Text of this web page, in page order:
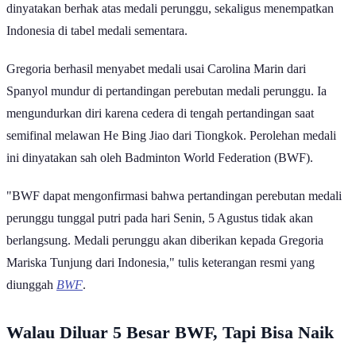
dinyatakan berhak atas medali perunggu, sekaligus menempatkan
Indonesia di tabel medali sementara.
Gregoria berhasil menyabet medali usai Carolina Marin dari
Spanyol mundur di pertandingan perebutan medali perunggu. Ia
mengundurkan diri karena cedera di tengah pertandingan saat
semifinal melawan He Bing Jiao dari Tiongkok. Perolehan medali
ini dinyatakan sah oleh Badminton World Federation (BWF).
"BWF dapat mengonfirmasi bahwa pertandingan perebutan medali
perunggu tunggal putri pada hari Senin, 5 Agustus tidak akan
berlangsung. Medali perunggu akan diberikan kepada Gregoria
Mariska Tunjung dari Indonesia," tulis keterangan resmi yang
diunggah BWF.
Walau Diluar 5 Besar BWF, Tapi Bisa Naik